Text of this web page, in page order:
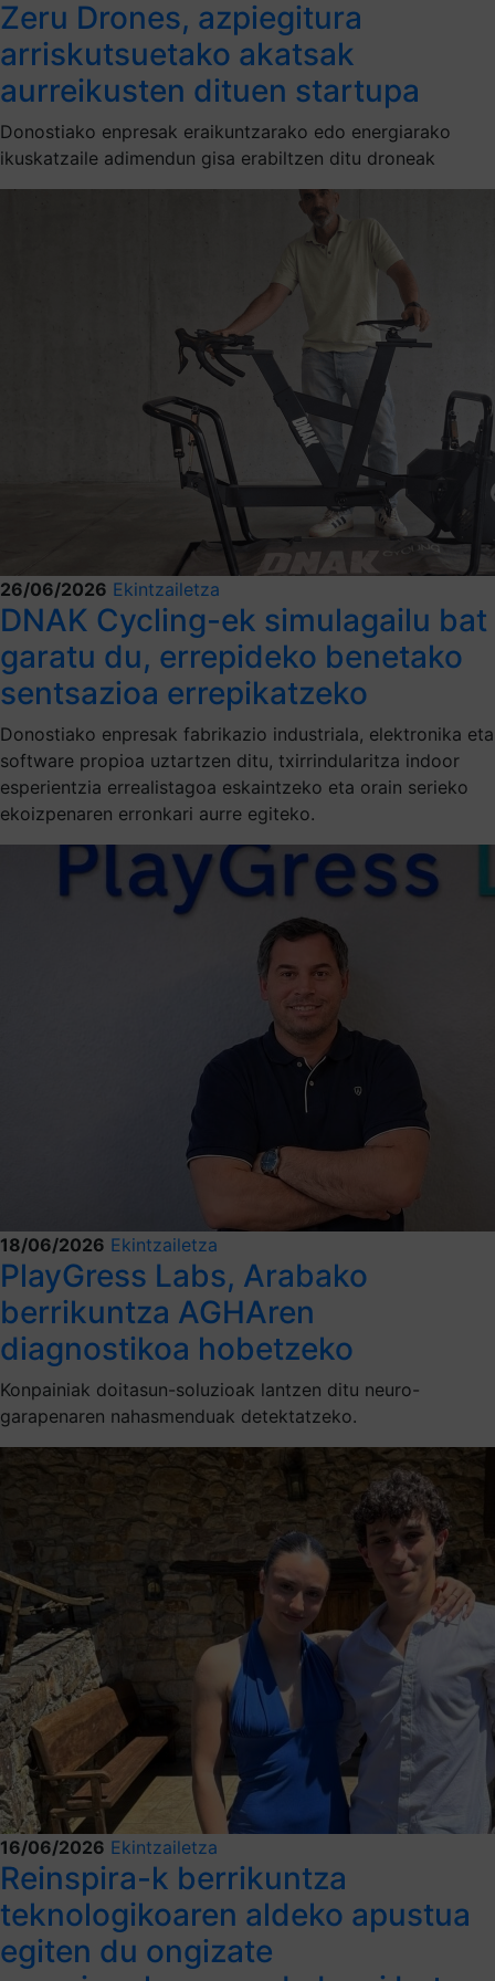
Zeru Drones, azpiegitura
arriskutsuetako akatsak
aurreikusten dituen startupa
Donostiako enpresak eraikuntzarako edo energiarako
ikuskatzaile adimendun gisa erabiltzen ditu droneak
26/06/2026 Ekintzailetza
DNAK Cycling-ek simulagailu bat
garatu du, errepideko benetako
sentsazioa errepikatzeko
Donostiako enpresak fabrikazio industriala, elektronika eta
software propioa uztartzen ditu, txirrindularitza indoor
esperientzia errealistagoa eskaintzeko eta orain serieko
ekoizpenaren erronkari aurre egiteko.
18/06/2026 Ekintzailetza
PlayGress Labs, Arabako
berrikuntza AGHAren
diagnostikoa hobetzeko
Konpainiak doitasun-soluzioak lantzen ditu neuro-
garapenaren nahasmenduak detektatzeko.
16/06/2026 Ekintzailetza
Reinspira-k berrikuntza
teknologikoaren aldeko apustua
egiten du ongizate